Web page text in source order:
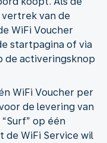
van de
WiFi Voucher
startpagina of via
de activeringsknop
WiFi Voucher per
de levering van
op één
de WiFi Service wil